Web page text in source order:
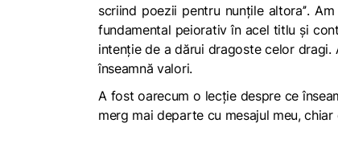
scriind poezii pentru nunțile altora’’.
fundamental peiorativ în acel titlu și
intenție de a dărui dragoste celor
înseamnă valori.
A fost oarecum o lecție despre ce
merg mai departe cu mesajul meu,